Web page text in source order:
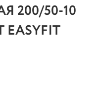
200/50-10
EASYFIT